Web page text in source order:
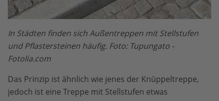
In Städten finden sich Außentreppen mit Stellstufen
und Pflastersteinen häufig. Foto: Tupungato -
Fotolia.com
Das Prinzip ist ähnlich wie jenes der Knüppeltreppe,
jedoch ist eine Treppe mit Stellstufen etwas